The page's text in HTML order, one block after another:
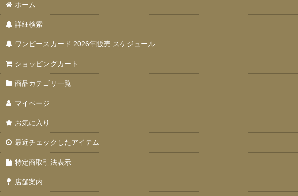
ブースターパック 決戦の刻【OP-16】
特価品
お楽しみ袋
デッキ販売
プロモカード
PSA10・9
ドン！！カード
エクストラブースター EGGHEAD CRISIS(エッグヘッドクライシス)【EB-04】
ホーム
詳細検索
ワンピースカード 2026年販売 スケジュール
ショッピングカート
商品カテゴリ一覧
マイページ
お気に入り
最近チェックしたアイテム
特定商取引法表示
店舗案内